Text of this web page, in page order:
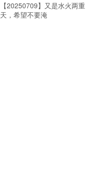
【20250709】又是水火两重
天，希望不要淹